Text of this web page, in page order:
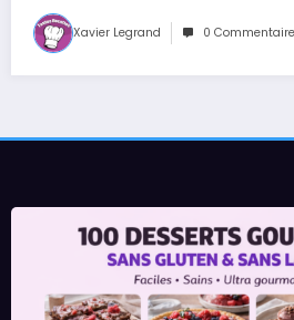
Xavier Legrand 0